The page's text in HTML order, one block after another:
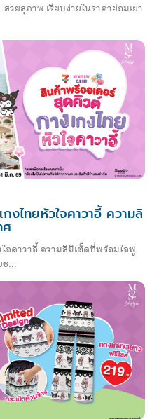
วยสุภาพ เรียบง่ายในราคาย่อมเยา
งไทยหัวใจคาวาอี้ ความลิ
ใจคาวาอี้ ความลิมิเต็ดที่พร้อมใจฟู
ยช...